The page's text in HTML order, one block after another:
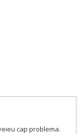
cap problema.